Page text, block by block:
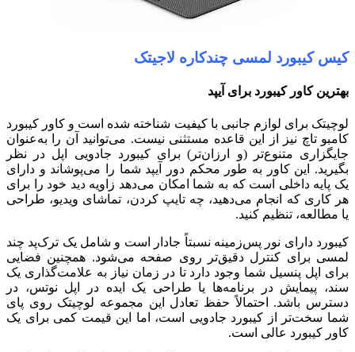
کیس کیبورد لمسی چندکاره لاجیتک
بهترین کاور کیبورد برای آیپد
لوچیتک برای لوازم جانبی با کیفیت شناخته شده است و کاور کیبورد
کامبو تاچ نیز از این قاعده مستثنی نیست. می‌توانید آن را به‌عنوان
جایگزاری متنوع‌تر (و ارزان‌تر) برای کیبورد جادویی اپل در نظر
بگیرید. این کاور به طور محکم دور آیپد شما را می‌پوشاند و دارای
یک پایه داخلی است که به شما امکان می‌دهد زاویه دید خود را برای
هر کاری که انجام می‌دهید، چه تایپ کردن، تماشای ویدیو، طراحی
یا مطالعه، تنظیم کنید.
کیبورد دارای نور پس‌زمینه نسبتاً جادار است و شامل یک ترک‌پد چند
لمسی برای کنترل دقیق‌تر روی صفحه می‌شود. همچنین فضایی
برای اپل پنسیل شما وجود دارد تا در زمان نیاز به علامت‌گذاری یک
سند، پیمایش در برنامه‌ها یا طراحی یک ایده در اپل نوتس، در
دسترس باشد. احتمالاً حفظ تعادل این مجموعه لوچیتک روی پای
شما سخت‌تر از کیبورد جادویی است، اما این قیمت کمی برای یک
کاور کیبورد عالی است.